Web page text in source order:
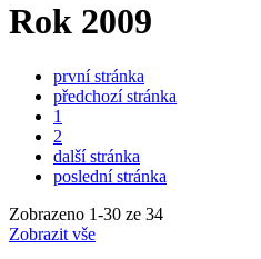
Rok 2009
první stránka
předchozí stránka
1
2
další stránka
poslední stránka
Zobrazeno 1-30 ze 34
Zobrazit vše